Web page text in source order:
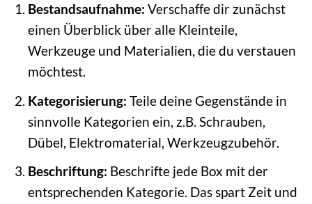
Bestandsaufnahme: Verschaffe dir zunächst
einen Überblick über alle Kleinteile,
Werkzeuge und Materialien, die du verstauen
möchtest.
Kategorisierung: Teile deine Gegenstände in
sinnvolle Kategorien ein, z.B. Schrauben,
Dübel, Elektromaterial, Werkzeugzubehör.
Beschriftung: Beschrifte jede Box mit der
entsprechenden Kategorie. Das spart Zeit und